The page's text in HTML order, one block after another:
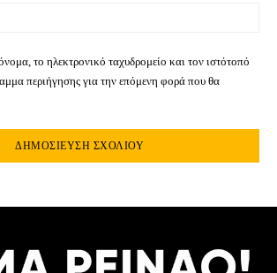
το ηλεκτρονικό ταχυδρομείο και τον ιστότοπό
περιήγησης για την επόμενη φορά που θα